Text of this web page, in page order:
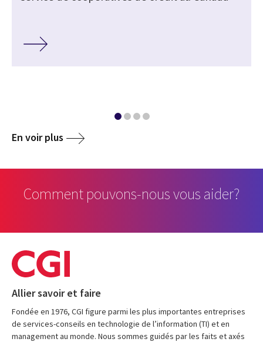
En voir plus
Comment pouvons-nous vous aider?
Allier savoir et faire
Fondée en 1976, CGI figure parmi les plus importantes entreprises
de services-conseils en technologie de l’information (TI) et en
management au monde. Nous sommes guidés par les faits et axés